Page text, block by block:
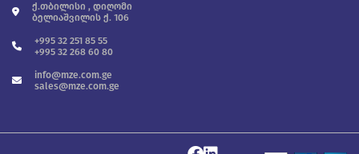
ქ.თბილისი , დიღომი
ბელიაშვილის ქ. 106
+995 32 251 85 55
+995 32 268 60 80
info@mze.com.ge
sales@mze.com.ge